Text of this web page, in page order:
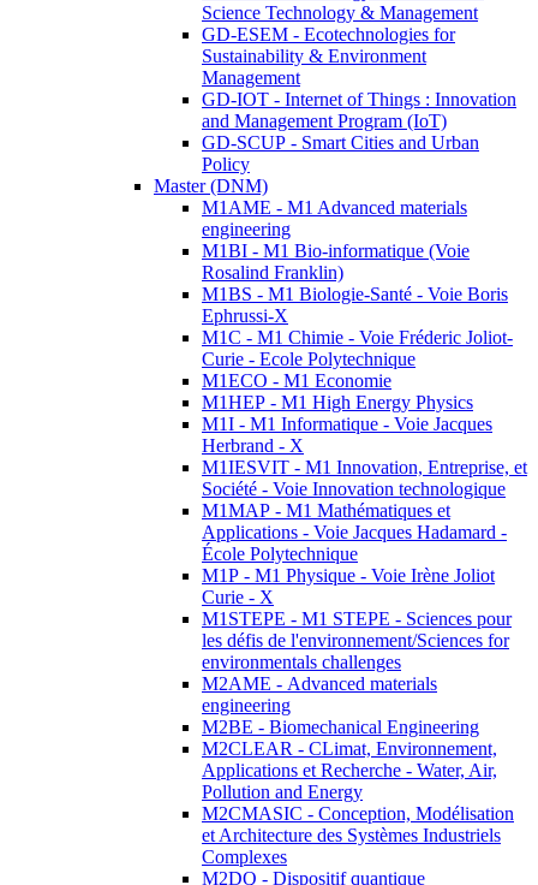
Science Technology & Management
GD-ESEM - Ecotechnologies for
Sustainability & Environment
Management
GD-IOT - Internet of Things : Innovation
and Management Program (IoT)
GD-SCUP - Smart Cities and Urban
Policy
Master (DNM)
M1AME - M1 Advanced materials
engineering
M1BI - M1 Bio-informatique (Voie
Rosalind Franklin)
M1BS - M1 Biologie-Santé - Voie Boris
Ephrussi-X
M1C - M1 Chimie - Voie Fréderic Joliot-
Curie - Ecole Polytechnique
M1ECO - M1 Economie
M1HEP - M1 High Energy Physics
M1I - M1 Informatique - Voie Jacques
Herbrand - X
M1IESVIT - M1 Innovation, Entreprise, et
Société - Voie Innovation technologique
M1MAP - M1 Mathématiques et
Applications - Voie Jacques Hadamard -
École Polytechnique
M1P - M1 Physique - Voie Irène Joliot
Curie - X
M1STEPE - M1 STEPE - Sciences pour
les défis de l'environnement/Sciences for
environmentals challenges
M2AME - Advanced materials
engineering
M2BE - Biomechanical Engineering
M2CLEAR - CLimat, Environnement,
Applications et Recherche - Water, Air,
Pollution and Energy
M2CMASIC - Conception, Modélisation
et Architecture des Systèmes Industriels
Complexes
M2DQ - Dispositif quantique